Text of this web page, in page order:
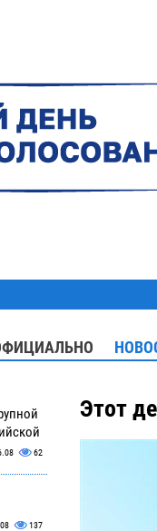
62
137
Этот